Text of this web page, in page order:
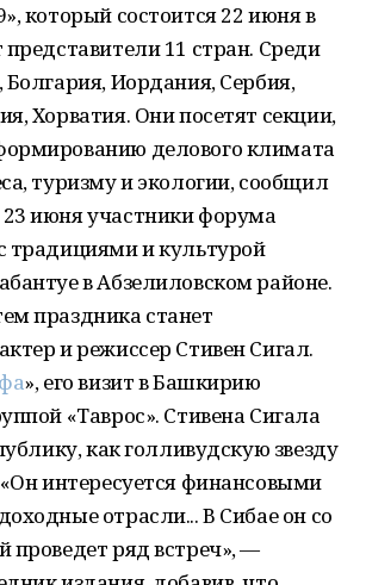
который состоится 22 июня в
11 стран. Среди
Иордания, Сербия,
Хорватия. Они посетят секции,
делового климата
туризму и экологии, сообщил
23 июня участники форума
традициями и культурой
в Абзелиловском районе.
праздника станет
и режиссер Стивен Сигал.
», его визит в Башкирию
«Таврос». Стивена Сигала
как голливудскую звезду
интересуется финансовыми
отрасли... В Сибае он со
проведет ряд встреч», —